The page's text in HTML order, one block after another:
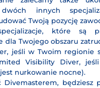
innych
Twoją pozycję
które są
dla Twojego obszaru
jeśli w Twoim regionie
Visibility Diver,
nurkowanie nocne).
Divemasterem, będziesz